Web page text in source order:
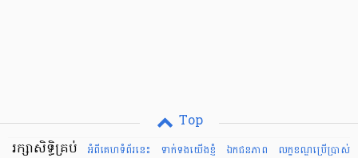
Top
អំពីគេហទំព័រនេះ
ទាក់ទងយើងខ្ញំ ឯកជនភាព លក្ខខណ្ឌ​ប្រើ​ប្រាស់
រក្សាសិទ្ធិគ្រប់